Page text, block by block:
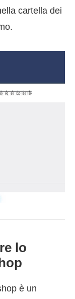
cartella dei
lo
è un